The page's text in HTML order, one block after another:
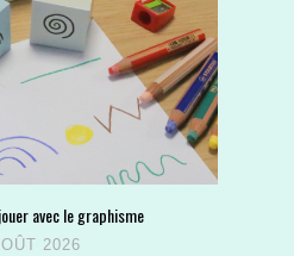
avec le graphisme
2026